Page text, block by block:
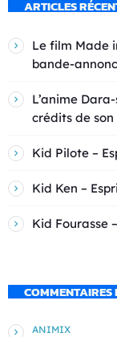
ARTICLES
Le film Made
bande-
L’anime
crédits de son
Kid Pilote –
Kid Ken –
Kid Fourasse
COMMENTAIRES
ANIMIX